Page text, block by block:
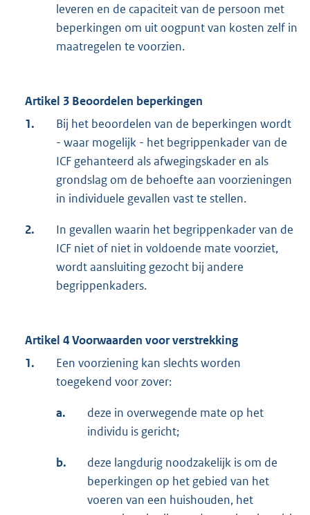
leveren en de capaciteit van de persoon met
beperkingen om uit oogpunt van kosten zelf in
maatregelen te voorzien.
Artikel 3 Beoordelen beperkingen
1.
Bij het beoordelen van de beperkingen wordt
- waar mogelijk - het begrippenkader van de
ICF gehanteerd als afwegingskader en als
grondslag om de behoefte aan voorzieningen
in individuele gevallen vast te stellen.
2.
In gevallen waarin het begrippenkader van de
ICF niet of niet in voldoende mate voorziet,
wordt aansluiting gezocht bij andere
begrippenkaders.
Artikel 4 Voorwaarden voor verstrekking
1.
Een voorziening kan slechts worden
toegekend voor zover:
a.
deze in overwegende mate op het
individu is gericht;
b.
deze langdurig noodzakelijk is om de
beperkingen op het gebied van het
voeren van een huishouden, het